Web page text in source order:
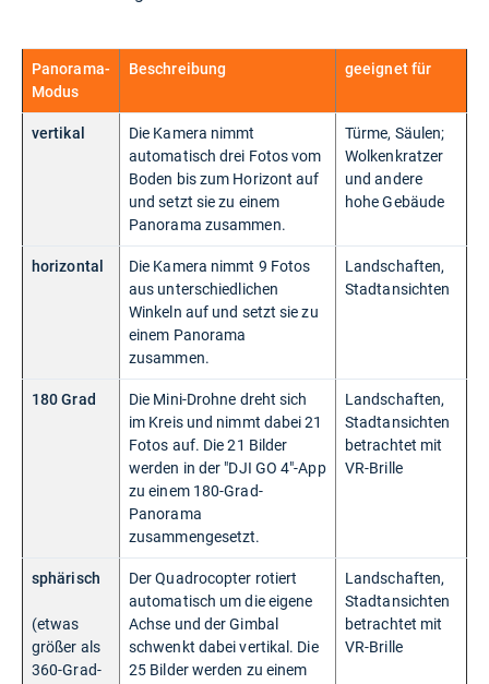
Panorama-
Modus
Beschreibung geeignet für
vertikal
Die Kamera nimmt
automatisch drei Fotos vom
Boden bis zum Horizont auf
und setzt sie zu einem
Panorama zusammen.
Türme, Säulen;
Wolkenkratzer
und andere
hohe Gebäude
horizontal
Die Kamera nimmt 9 Fotos
aus unterschiedlichen
Winkeln auf und setzt sie zu
einem Panorama
zusammen.
Landschaften,
Stadtansichten
180 Grad
Die Mini-Drohne dreht sich
im Kreis und nimmt dabei 21
Fotos auf. Die 21 Bilder
werden in der "DJI GO 4"-App
zu einem 180-Grad-
Panorama
zusammengesetzt.
Landschaften,
Stadtansichten
betrachtet mit
VR-Brille
sphärisch
(etwas
größer als
360-Grad-
Der Quadrocopter rotiert
automatisch um die eigene
Achse und der Gimbal
schwenkt dabei vertikal. Die
25 Bilder werden zu einem
Landschaften,
Stadtansichten
betrachtet mit
VR-Brille